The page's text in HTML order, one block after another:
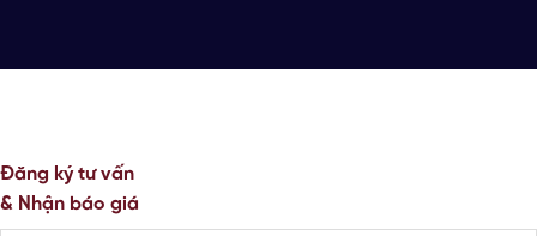
Đăng ký tư vấn
& Nhận báo giá